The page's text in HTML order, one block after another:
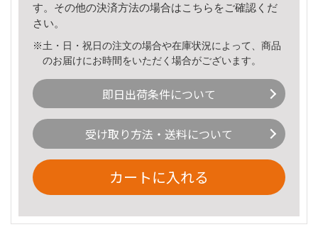
す。その他の決済方法の場合はこちら をご確認くだ
さい。
※土・日・祝日の注文の場合や在庫状況によって、商品
のお届けにお時間をいただく場合がございます。
即日出荷条件について
受け取り方法・送料について
カートに入れる